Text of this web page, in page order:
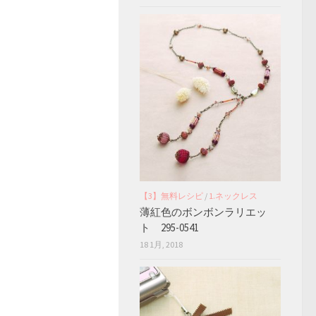
【3】無料レシピ / 1.ネックレス
薄紅色のボンボンラリエッ
ト 295-0541
18 1月, 2018